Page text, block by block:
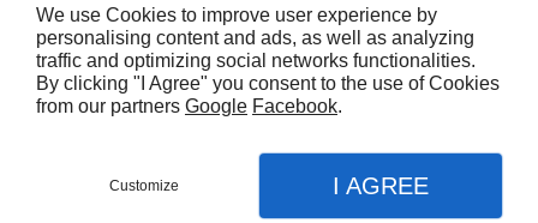
We use Cookies to improve user experience by
personalising content and ads, as well as analyzing
traffic and optimizing social networks functionalities.
By clicking "I Agree" you consent to the use of Cookies
from our partners Google Facebook.
Customize I AGREE